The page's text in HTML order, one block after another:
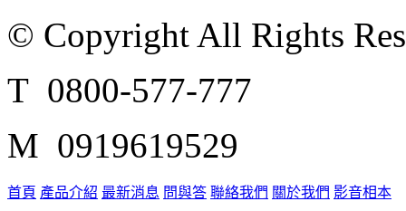
© Copyright All Rights
T 0800-577-777
M 0919619529
首頁 產品介紹 最新消息 問與答 聯絡我們 關於我們 影音相本